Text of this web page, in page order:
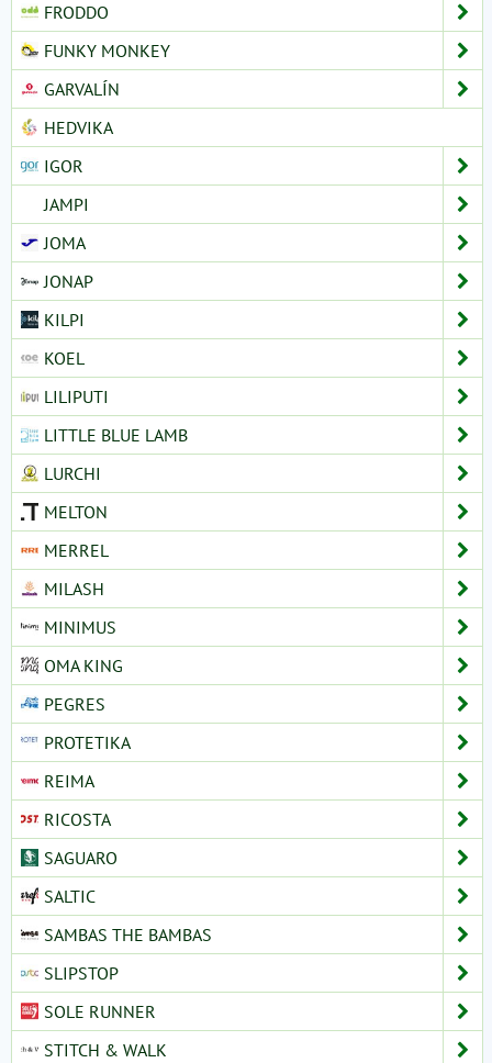
FRODDO
FUNKY MONKEY
GARVALÍN
HEDVIKA
IGOR
JAMPI
JOMA
JONAP
KILPI
KOEL
LILIPUTI
LITTLE BLUE LAMB
LURCHI
MELTON
MERREL
MILASH
MINIMUS
OMA KING
PEGRES
PROTETIKA
REIMA
RICOSTA
SAGUARO
SALTIC
SAMBAS THE BAMBAS
SLIPSTOP
SOLE RUNNER
STITCH & WALK